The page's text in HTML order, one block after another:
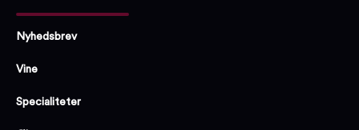
Nyhedsbrev
Vine
Specialiteter